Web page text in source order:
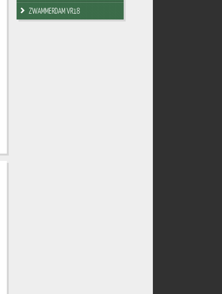
ZWAMMERDAM VR18